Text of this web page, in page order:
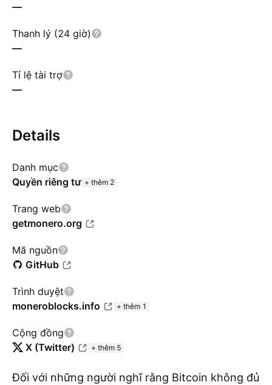
—
Thanh lý (24 giờ)
—
Tỉ lệ tài trợ
—
Details
Danh mục
Quyền riêng tư + thêm 2
Trang web
getmonero.org
Mã nguồn
GitHub
Trình duyệt
moneroblocks.info
+ thêm 1
Cộng đồng
X (Twitter)
+ thêm 5
Đối với những người nghĩ rằng Bitcoin không đủ